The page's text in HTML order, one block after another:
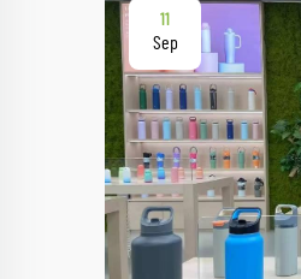
11
Sep